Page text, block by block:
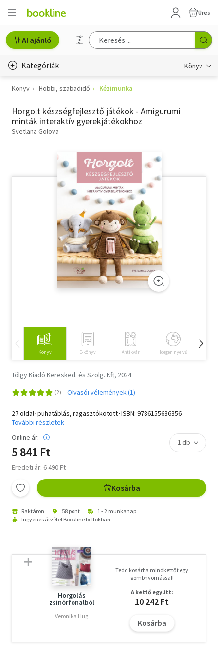
Üres
AI ajánló
Kategóriák Könyv
Életmód, egészség
Erotika
Gyermek- és ifjúsági
Szótár, nyelvkönyv
Tankönyv, segédkönyv
Társadalomtudomány
Könyv Hobbi, szabadidő Kézimunka
Horgolt készségfejlesztő játékok - Amigurumi
minták interaktív gyerekjátékokhoz
Svetlana Golova
Könyv E-könyv Antikvár Idegen nyelvű
Tölgy Kiadó Keresked. és Szolg. Kft, 2024
Olvasói vélemények (1)
27 oldal･puhatáblás, ragasztókötött･ISBN: 9786155636356
További részletek
Online ár:
5 841 Ft
Eredeti ár: 6 490 Ft
Kosárba
Raktáron 58 pont
1 - 2 munkanap
Ingyenes átvétel Bookline boltokban
Horgolás
zsinórfonalból
Veronika Hug
Tedd kosárba mindkettőt egy
gombnyomással!
A kettő együtt:
10 242 Ft
Kosárba